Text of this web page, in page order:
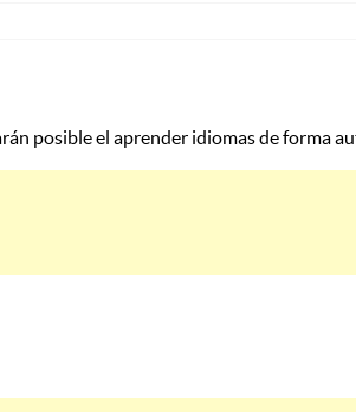
posible el aprender idiomas de forma